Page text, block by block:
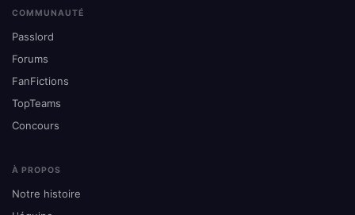
COMMUNAUTÉ
Passlord
Forums
FanFictions
TopTeams
Concours
À PROPOS
Notre histoire